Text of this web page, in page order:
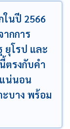
ในปี 2566
กการ
ยุโรป และ
ตรงกับคำ
แน่นอน
บาง พร้อม